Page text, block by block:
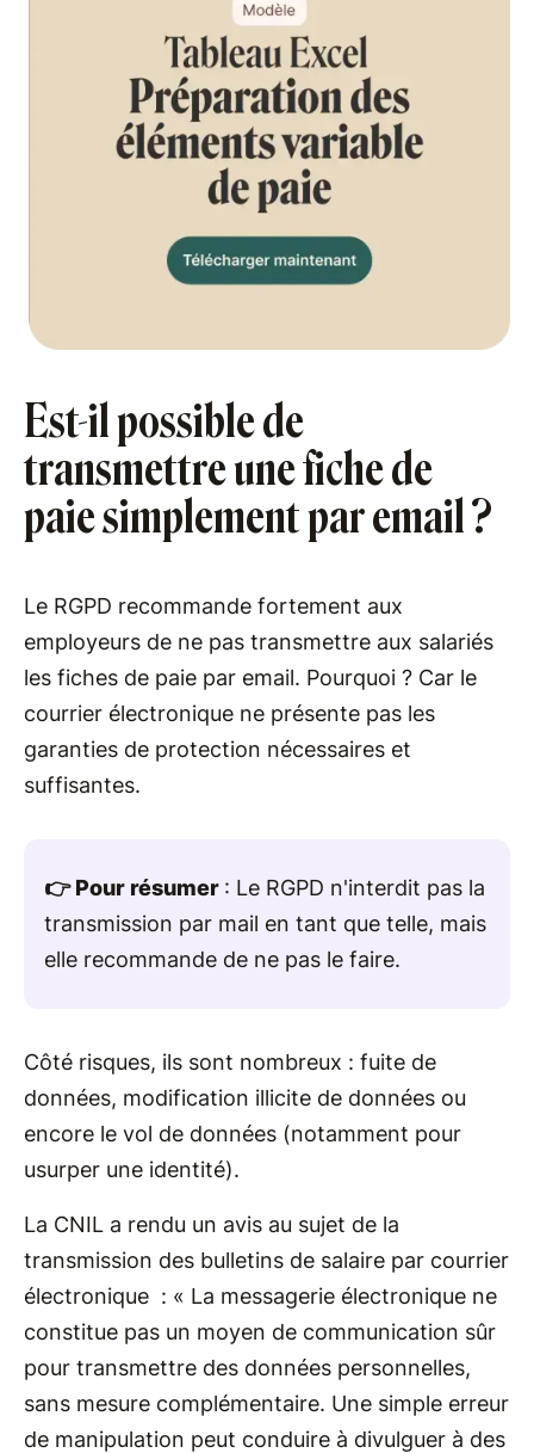
Est-il possible de
transmettre une fiche de
paie simplement par email ?
Le RGPD recommande fortement aux
employeurs de ne pas transmettre aux salariés
les fiches de paie par email. Pourquoi ? Car le
courrier électronique ne présente pas les
garanties de protection nécessaires et
suffisantes.
👉 Pour résumer : Le RGPD n'interdit pas la
transmission par mail en tant que telle, mais
elle recommande de ne pas le faire.
Côté risques, ils sont nombreux : fuite de
données, modification illicite de données ou
encore le vol de données (notamment pour
usurper une identité).
La CNIL a rendu un avis au sujet de la
transmission des bulletins de salaire par courrier
électronique : « La messagerie électronique ne
constitue pas un moyen de communication sûr
pour transmettre des données personnelles,
sans mesure complémentaire. Une simple erreur
de manipulation peut conduire à divulguer à des